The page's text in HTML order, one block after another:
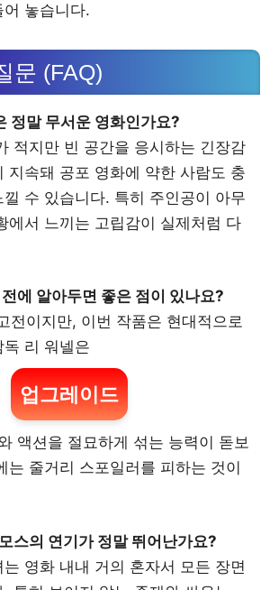
놓습니다.
문 (FAQ)
정말 무서운 영화인가요?
적지만 빈 공간을 응시하는 긴장감
지속돼 공포 영화에 약한 사람도 충
수 있습니다. 특히 주인공이 아무
에서 느끼는 고립감이 실제처럼 다
에 알아두면 좋은 점이 있나요?
전이지만, 이번 작품은 현대적으로
리 워넬은
업그레이드
액션을 절묘하게 섞는 능력이 돋보
는 줄거리 스포일러를 피하는 것이
스의 연기가 정말 뛰어난가요?
영화 내내 거의 혼자서 모든 장면